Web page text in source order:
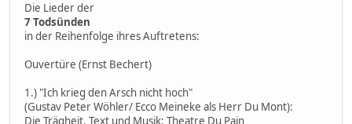
Die Lieder der
7 Todsünden
in der Reihenfolge ihres Auftretens:
Ouvertüre (Ernst Bechert)
1.) "Ich krieg den Arsch nicht hoch"
(Gustav Peter Wöhler/ Ecco Meineke als Herr Du Mont):
Die Trägheit. Text und Musik: Theatre Du Pain